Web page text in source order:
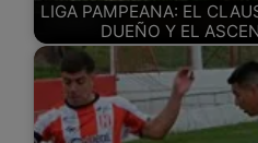
LIGA PAMPEANA: EL
DUEÑO Y EL